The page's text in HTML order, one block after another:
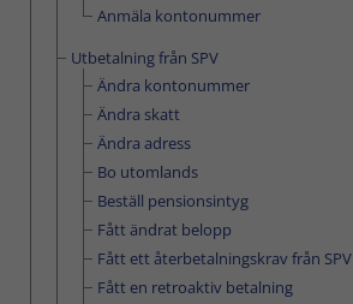
Anmäla kontonummer
Utbetalning från SPV
Ändra kontonummer
Ändra skatt
Ändra adress
Bo utomlands
Beställ pensionsintyg
Fått ändrat belopp
Fått ett återbetalningskrav från SPV
Fått en retroaktiv betalning